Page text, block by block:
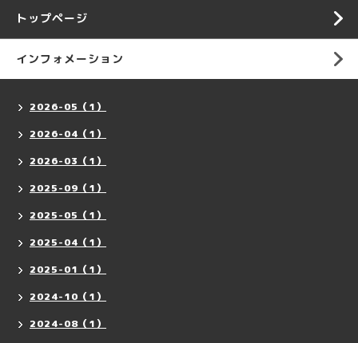
トップページ
インフォメーション
2026-05（1）
2026-04（1）
2026-03（1）
2025-09（1）
2025-05（1）
2025-04（1）
2025-01（1）
2024-10（1）
2024-08（1）